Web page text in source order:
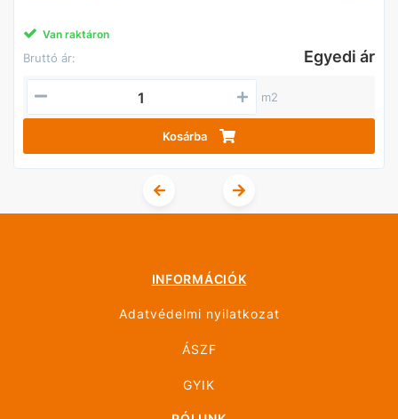
Van raktáron
Bruttó ár: Egyedi ár
m2
Kosárba
INFORMÁCIÓK
Adatvédelmi nyilatkozat
ÁSZF
GYIK